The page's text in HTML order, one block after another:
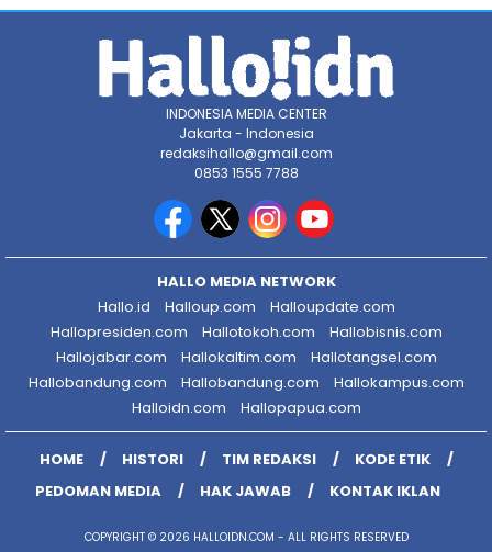
INDONESIA MEDIA CENTER
Jakarta - Indonesia
redaksihallo@gmail.com
0853 1555 7788
HALLO MEDIA NETWORK
Hallo.id
Halloup.com
Halloupdate.com
Hallopresiden.com
Hallotokoh.com
Hallobisnis.com
Hallojabar.com
Hallokaltim.com
Hallotangsel.com
Hallobandung.com
Hallobandung.com
Hallokampus.com
Halloidn.com
Hallopapua.com
HOME HISTORI TIM REDAKSI
KODE ETIK
PEDOMAN MEDIA
HAK JAWAB KONTAK IKLAN
COPYRIGHT © 2026 HALLOIDN.COM - ALL RIGHTS RESERVED